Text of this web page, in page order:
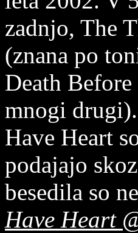
zadnjo, The
(znana po
Death
mnogi drugi).
Have Heart
podajajo
besedila so
Have Heart